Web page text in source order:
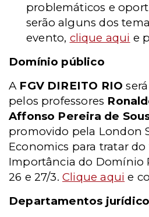
problemáticos e
serão alguns dos
evento, clique aqui e
Domínio público
A FGV DIREITO RIO
pelos professores
Affonso Pereira de
promovido pela London
Economics para tratar do
Importância do Domínio
26 e 27/3.Clique aqui e
Departamentos